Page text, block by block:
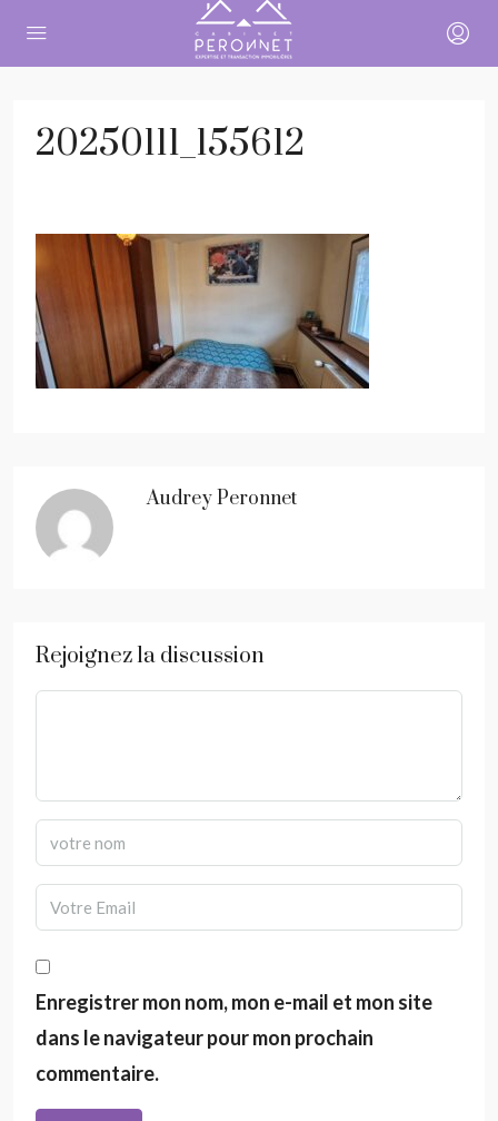
20250111_155612
Audrey Peronnet
Rejoignez la discussion
Enregistrer mon nom, mon e-mail et mon site
dans le navigateur pour mon prochain
commentaire.